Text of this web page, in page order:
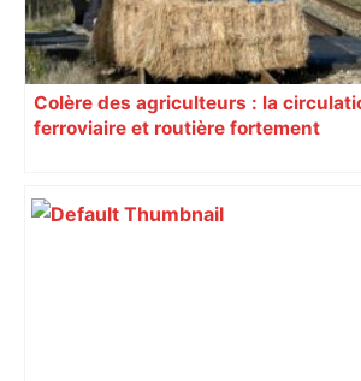
Colère des agriculteurs : la
ferroviaire et routière fortement